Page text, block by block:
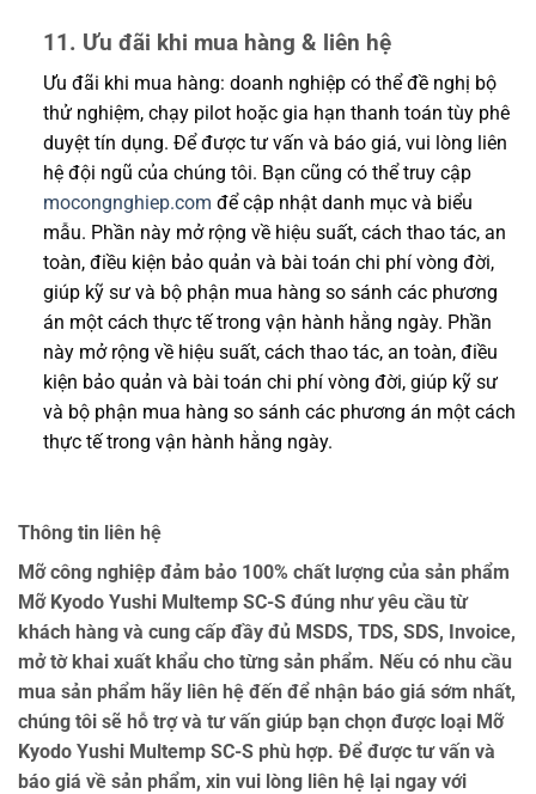
11. Ưu đãi khi mua hàng & liên hệ
Ưu đãi khi mua hàng: doanh nghiệp có thể đề nghị bộ
thử nghiệm, chạy pilot hoặc gia hạn thanh toán tùy phê
duyệt tín dụng. Để được tư vấn và báo giá, vui lòng liên
hệ đội ngũ của chúng tôi. Bạn cũng có thể truy cập
mocongnghiep.com để cập nhật danh mục và biểu
mẫu. Phần này mở rộng về hiệu suất, cách thao tác, an
toàn, điều kiện bảo quản và bài toán chi phí vòng đời,
giúp kỹ sư và bộ phận mua hàng so sánh các phương
án một cách thực tế trong vận hành hằng ngày. Phần
này mở rộng về hiệu suất, cách thao tác, an toàn, điều
kiện bảo quản và bài toán chi phí vòng đời, giúp kỹ sư
và bộ phận mua hàng so sánh các phương án một cách
thực tế trong vận hành hằng ngày.
Thông tin liên hệ
Mỡ công nghiệp đảm bảo 100% chất lượng của sản phẩm
Mỡ Kyodo Yushi Multemp SC-S đúng như yêu cầu từ
khách hàng và cung cấp đầy đủ MSDS, TDS, SDS, Invoice,
mở tờ khai xuất khẩu cho từng sản phẩm. Nếu có nhu cầu
mua sản phẩm hãy liên hệ đến để nhận báo giá sớm nhất,
chúng tôi sẽ hỗ trợ và tư vấn giúp bạn chọn được loại Mỡ
Kyodo Yushi Multemp SC-S phù hợp. Để được tư vấn và
báo giá về sản phẩm, xin vui lòng liên hệ lại ngay với